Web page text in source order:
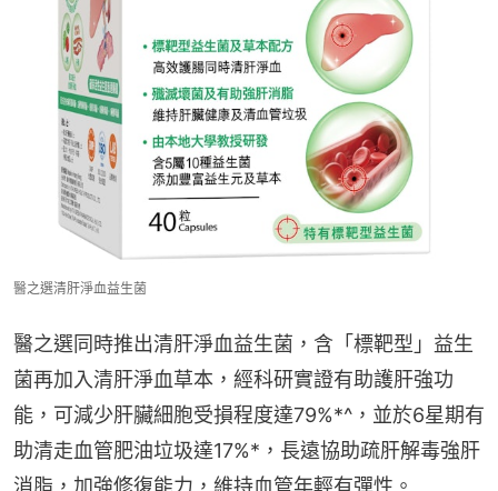
醫之選清肝淨血益生菌
醫之選同時推出清肝淨血益生菌，含「標靶型」益生
菌再加入清肝淨血草本，經科研實證有助護肝強功
能，可減少肝臟細胞受損程度達79%*^，並於6星期有
助清走血管肥油垃圾達17%*，長遠協助疏肝解毒強肝
消脂，加強修復能力，維持血管年輕有彈性。